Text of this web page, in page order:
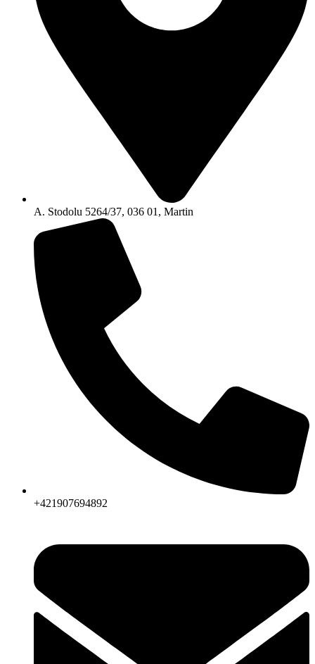
A. Stodolu 5264/37, 036 01, Martin
+421907694892